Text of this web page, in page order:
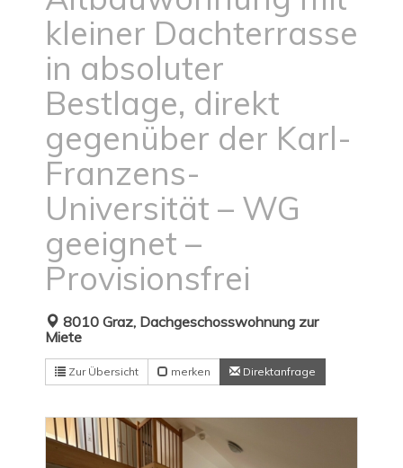
kleiner Dachterrasse
in absoluter
Bestlage, direkt
gegenüber der Karl-
Franzens-
Universität – WG
geeignet –
Provisionsfrei
8010 Graz, Dachgeschosswohnung zur
Miete
Zur Übersicht merken Direktanfrage